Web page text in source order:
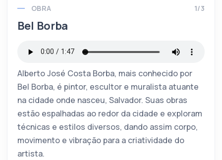
OBRA 1/3
Bel Borba
Alberto José Costa Borba, mais conhecido por
Bel Borba, é pintor, escultor e muralista atuante
na cidade onde nasceu, Salvador. Suas obras
estão espalhadas ao redor da cidade e exploram
técnicas e estilos diversos, dando assim corpo,
movimento e vibração para a criatividade do
artista.